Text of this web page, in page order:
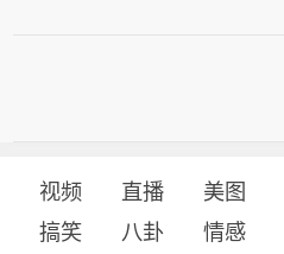
视频 直播 美图
搞笑
八卦 情感